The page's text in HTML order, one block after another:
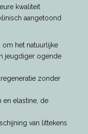
kwaliteit
aangetoond
het natuurlijke
jeugdiger ogende
zonder
en elastine, de
van littekens